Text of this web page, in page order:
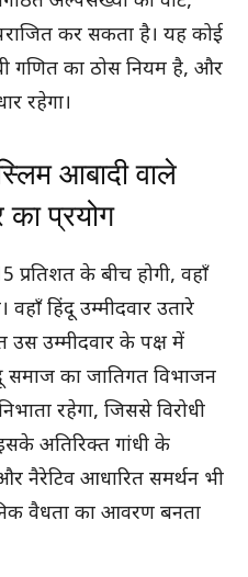
कर सकता है। यह कोई
गणित का ठोस नियम है, और
रहेगा।
आबादी वाले
का प्रयोग
के बीच होगी, वहाँ
हिंदू उम्मीदवार उतारे
उम्मीदवार के पक्ष में
समाज का जातिगत विभाजन
रहेगा, जिससे विरोधी
अतिरिक्त गांधी के
नैरेटिव आधारित समर्थन भी
वैधता का आवरण बनता